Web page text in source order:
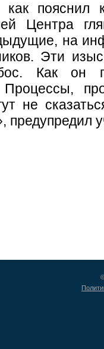
как пояснил
Центра
на
Эти
Как он
Процессы,
не
предупредил